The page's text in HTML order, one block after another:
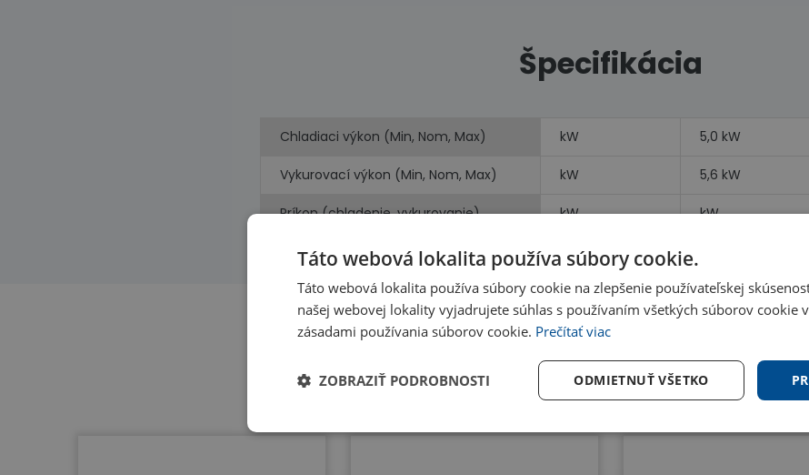
Špecifikácia
Chladiaci výkon (Min, Nom, Max) kW 5,0 kW
Vykurovací výkon (Min, Nom, Max) kW 5,6 kW
Príkon (chladenie, vykurovanie) kW kW
Benefity
Táto webová lokalita používa súbory cookie.
Táto webová lokalita používa súbory cookie na zlepšenie používateľskej
našej webovej lokality vyjadrujete súhlas s používaním všetkých súborov cookie
zásadami používania súborov cookie. Prečítať viac
ODMIETNUŤ VŠETKO
ZOBRAZIŤ PODROBNOSTI